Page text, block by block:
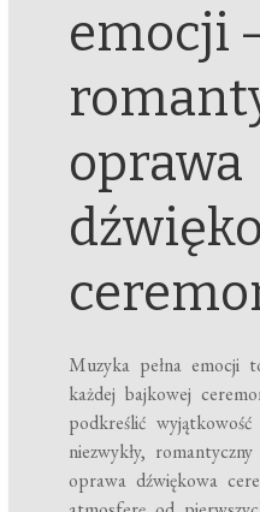
emocji
oprawa
Muzyka pełna emocji
każdej bajkowej
podkreślić
niezwykły,
oprawa dźwiękowa